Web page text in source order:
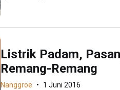
Listrik Padam,
Remang-Remang
Nanggroe
1 Juni 2016